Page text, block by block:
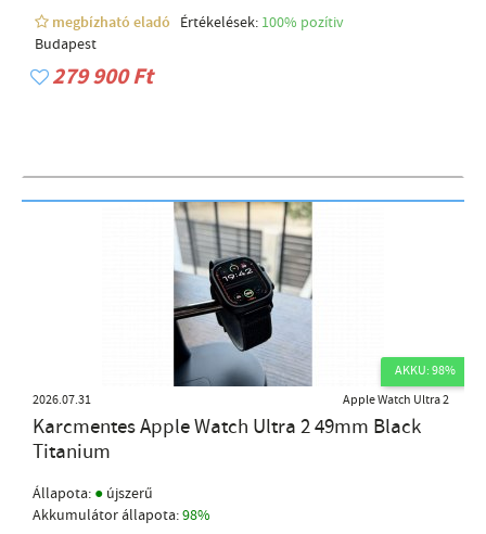
megbízható eladó
Értékelések: 100% pozítiv
Budapest
279 900 Ft
AKKU: 98%
2026.07.31
Apple Watch Ultra 2
Karcmentes Apple Watch Ultra 2 49mm Black
Titanium
Állapota: ● újszerű
Akkumulátor állapota:98%